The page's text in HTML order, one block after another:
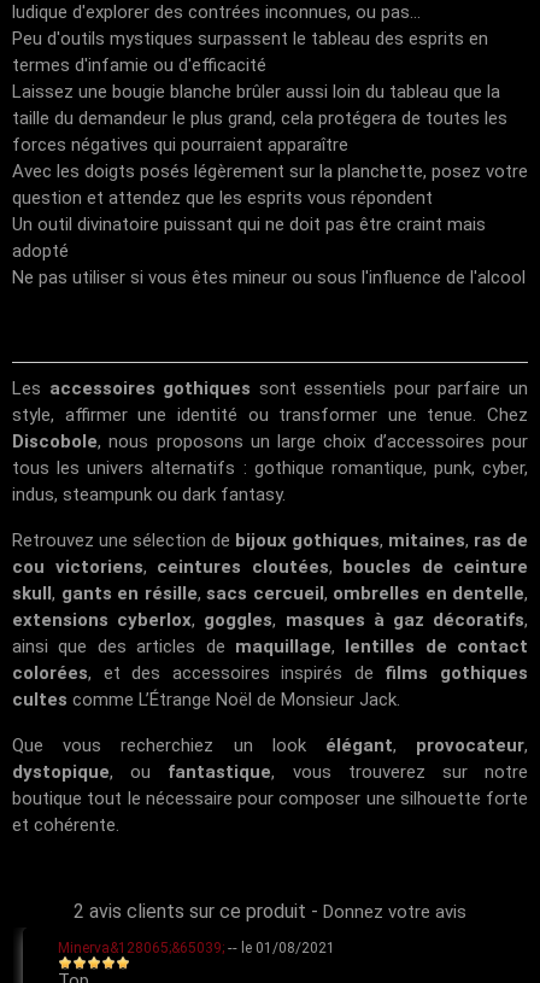
ludique d'explorer des contrées inconnues, ou pas...
Peu d'outils mystiques surpassent le tableau des esprits en
termes d'infamie ou d'efficacité
Laissez une bougie blanche brûler aussi loin du tableau que la
taille du demandeur le plus grand, cela protégera de toutes les
forces négatives qui pourraient apparaître
Avec les doigts posés légèrement sur la planchette, posez votre
question et attendez que les esprits vous répondent
Un outil divinatoire puissant qui ne doit pas être craint mais
adopté
Ne pas utiliser si vous êtes mineur ou sous l'influence de l'alcool
Les accessoires gothiques sont essentiels pour parfaire un
style, affirmer une identité ou transformer une tenue. Chez
Discobole, nous proposons un large choix d’accessoires pour
tous les univers alternatifs : gothique romantique, punk, cyber,
indus, steampunk ou dark fantasy.
Retrouvez une sélection de bijoux gothiques, mitaines, ras de
cou victoriens, ceintures cloutées, boucles de ceinture
skull, gants en résille, sacs cercueil, ombrelles en dentelle,
extensions cyberlox, goggles, masques à gaz décoratifs,
ainsi que des articles de maquillage, lentilles de contact
colorées, et des accessoires inspirés de films gothiques
cultes comme L’Étrange Noël de Monsieur Jack.
Que vous recherchiez un look élégant, provocateur,
dystopique, ou fantastique, vous trouverez sur notre
boutique tout le nécessaire pour composer une silhouette forte
et cohérente.
2 avis clients sur ce produit - Donnez votre avis